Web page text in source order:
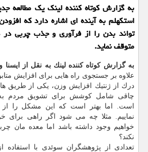
به گزارش كوتاه كننده لینك یك مطالعه
استكهلم به آینده ای اشاره دارد كه
تواند بدن را از فرآوری و جذب چربی
متوقف نماید.
به گزارش كوتاه كننده لینك به نقل از
علاوه بر جستجوی راه هایی برای افزایش
درك از ژنتیك افزایش وزن، یكی از طریق
چاقی شامل كوشش برای تشویق مردم
است. اما بهتر است كه این مشكل را از
نماییم. مثلا چه می شود اگر راهی برای
خواهیم وجود داشته باشد اما معده مان
نكند؟